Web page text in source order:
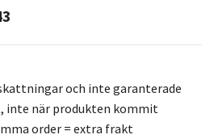
och inte garanterade
inte när produkten kommit
order = extra frakt